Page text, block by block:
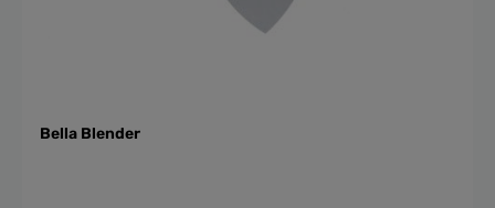
Bella Blender